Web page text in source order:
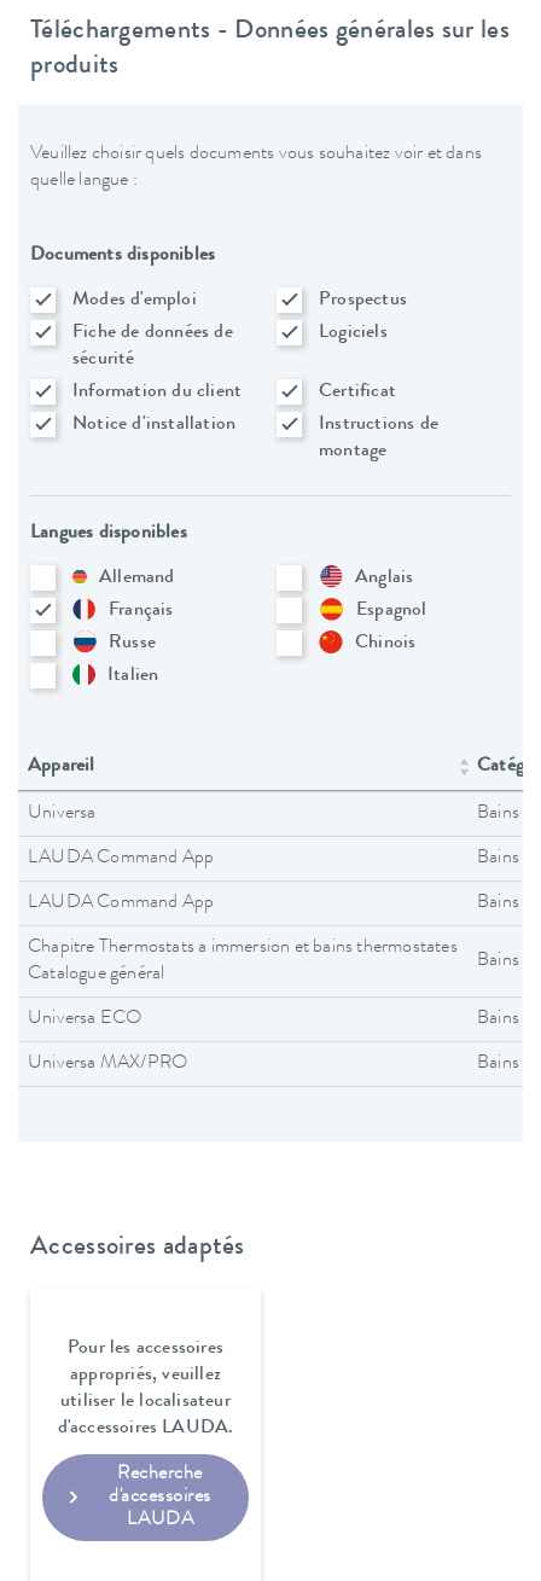
Téléchargements - Données générales sur les
produits
Veuillez choisir quels documents vous souhaitez voir et dans
quelle langue :
Documents disponibles
Modes d'emploi
Prospectus
Fiche de données de
sécurité
Logiciels
Information du client
Certificat
Notice d'installation
Instructions de
montage
Langues disponibles
Allemand
Anglais
Français
Espagnol
Russe
Chinois
Italien
Appareil
Universa Bains
LAUDA Command App Bains
LAUDA Command App Bains
Chapitre Thermostats a immersion et bains thermostates
Catalogue général
Bains
Universa ECO Bains
Universa MAX/PRO Bains
Accessoires adaptés
Pour les accessoires
appropriés, veuillez
utiliser le localisateur
d'accessoires LAUDA.
Recherche
d'accessoires
LAUDA